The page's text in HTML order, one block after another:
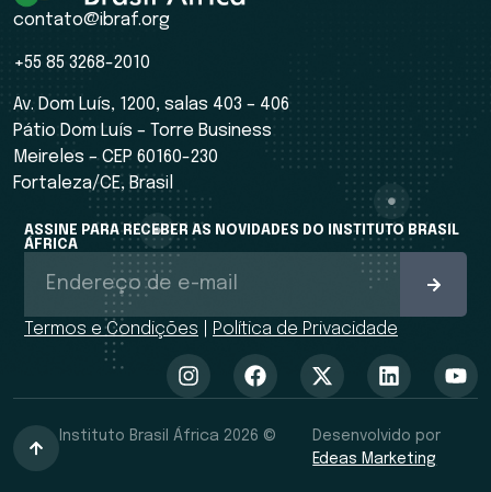
contato@ibraf.org
+55 85 3268-2010
Av. Dom Luís, 1200, salas 403 – 406
Pátio Dom Luís – Torre Business
Meireles – CEP 60160-230
Fortaleza/CE, Brasil
ASSINE PARA RECEBER AS NOVIDADES DO INSTITUTO BRASIL
ÁFRICA
Termos e Condições Política de Privacidade
Instituto Brasil África 2026 ©
Desenvolvido por
Edeas Marketing